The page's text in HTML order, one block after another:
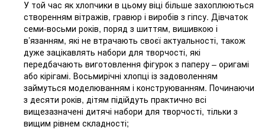
У той час як хлопчики в цьому віці більше захоплюються
створенням вітражів, гравюр і виробів з гіпсу. Дівчаток
семи-восьми років, поряд з шиттям, вишивкою і
в’язанням, які не втрачають своєї актуальності, також
дуже зацікавлять набори для творчості, які
передбачають виготовлення фігурок з паперу – оригамі
або кірігамі. Восьмирічні хлопці із задоволенням
займуться моделюванням і конструюванням. Починаючи
з десяти років, дітям підійдуть практично всі
вищезазначені дитячі набори для творчості, тільки з
вищим рівнем складності;